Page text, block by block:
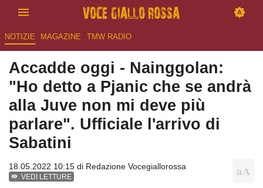
NOTIZIE MAGAZINE TMW RADIO
Accadde oggi - Nainggolan:
"Ho detto a Pjanic che se andrà
alla Juve non mi deve più
parlare". Ufficiale l'arrivo di
Sabatini
18.05.2022 10:15 di Redazione Vocegiallorossa
VEDI LETTURE